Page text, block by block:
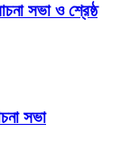
সভা ও শ্রেষ্ঠ
সভা